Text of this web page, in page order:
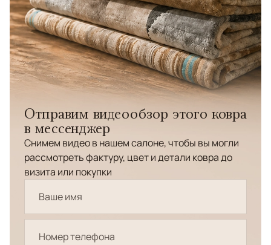
Отправим видеообзор этого ковра
в мессенджер
Снимем видео в нашем салоне, чтобы вы могли
рассмотреть фактуру, цвет и детали ковра до
визита или покупки